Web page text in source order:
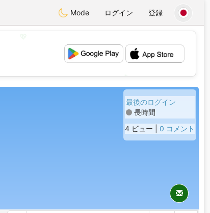
Mode ログイン 登録
💕
最後のログイン
長時間
4 ビュー | 0 コメント